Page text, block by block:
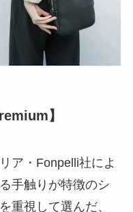
】
ア・Fonpelli社によ
手触りが特徴のシ
重視して選んだ、